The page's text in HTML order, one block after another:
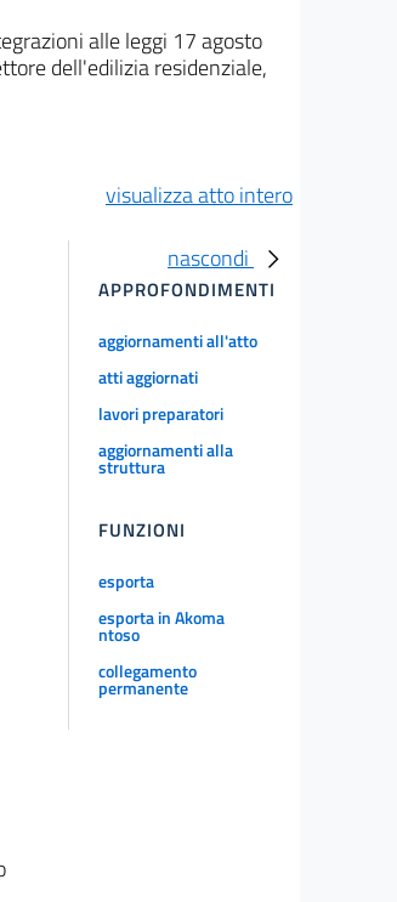
alle leggi 17 agosto
dell'edilizia residenziale,
visualizza atto intero
nascondi
APPROFONDIMENTI
aggiornamenti all'atto
atti aggiornati
lavori preparatori
aggiornamenti alla
struttura
FUNZIONI
esporta
esporta in Akoma
ntoso
collegamento
permanente